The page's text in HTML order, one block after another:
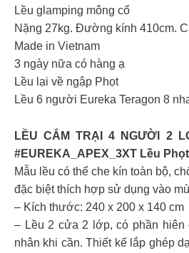
Lều glamping mông cổ
Nặng 27kg. Đường kính 410cm.
Made in Vietnam
3 ngày nữa có hàng ạ
Lều lại về ngập Phọt
Lều 6 người Eureka Teragon 8
LỀU CẮM TRẠI 4 NGƯỜI 2
#EUREKA_APEX_3XT Lều Phọt
Mẫu lều có thể che kín toàn bộ,
đặc biệt thích hợp sử dụng vào
– Kích thước: 240 x 200 x 140 cm
– Lều 2 cửa 2 lớp, có phần hiên
nhân khi cần. Thiết kế lắp ghép